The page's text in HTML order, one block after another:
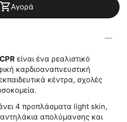
Αγορά
είναι ένα ρεαλιστικό
καρδιοαναπνευστική
κέντρα, σχολές
4 προπλάσματα light skin,
απολύμανσης και